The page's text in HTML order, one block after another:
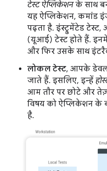
टेस्ट ऐप्लिकेशनके साथ
यह ऐप्लिकेशन, कमांड
पढ़ता है. इंस्ट्रुमेंटेड
(यूआई) टेस्ट होते हैं.
और फिर उसके साथ
लोकल टेस्ट, आपके
जाते हैं. इसलिए, इन्हें
आम तौर पर छोटे और
विषय को ऐप्लिकेशन के
है.